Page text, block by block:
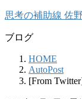
コ
テ
ナ
ゲ
思考の補助線 佐
ブログ
HOME
AutoPost
[From